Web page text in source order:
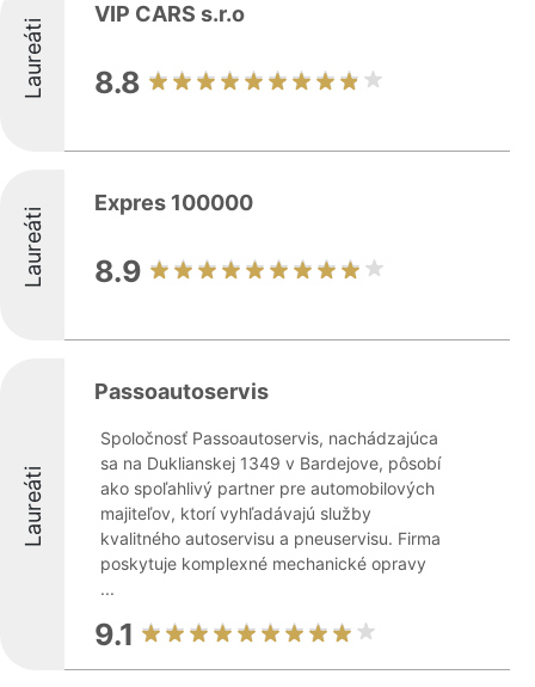
Laureáti
VIP CARS s.r.o
8.8
Laureáti
Expres 100000
8.9
Laureáti
Passoautoservis
Spoločnosť Passoautoservis, nachádzajúca
sa na Duklianskej 1349 v Bardejove, pôsobí
ako spoľahlivý partner pre automobilových
majiteľov, ktorí vyhľadávajú služby
kvalitného autoservisu a pneuservisu. Firma
poskytuje komplexné mechanické opravy
...
9.1